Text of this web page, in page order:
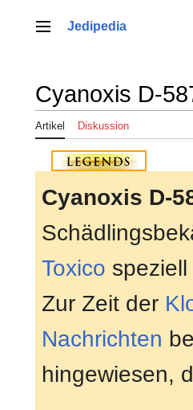
springenHauptmenü
Jedipedia
Cyanoxis D-
Artikel Diskussion
Cyanoxis D-
Toxico
Zur Zeit der
Nachrichten
hingewiesen,